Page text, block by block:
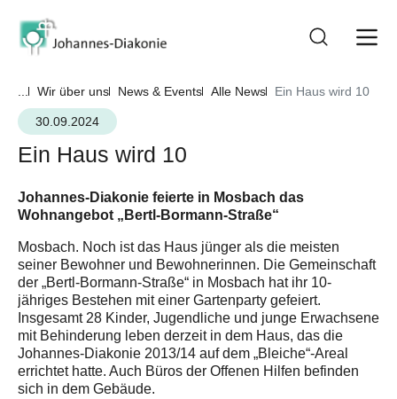
... Wir über uns News & Events Alle News
Ein Haus wird 10
30.09.2024
Ein Haus wird 10
Johannes-Diakonie feierte in Mosbach das
Wohnangebot „Bertl-Bormann-Straße“
Mosbach. Noch ist das Haus jünger als die meisten
seiner Bewohner und Bewohnerinnen. Die Gemeinschaft
der „Bertl-Bormann-Straße“ in Mosbach hat ihr 10-
jähriges Bestehen mit einer Gartenparty gefeiert.
Insgesamt 28 Kinder, Jugendliche und junge Erwachsene
mit Behinderung leben derzeit in dem Haus, das die
Johannes-Diakonie 2013/14 auf dem „Bleiche“-Areal
errichtet hatte. Auch Büros der Offenen Hilfen befinden
sich in dem Gebäude.